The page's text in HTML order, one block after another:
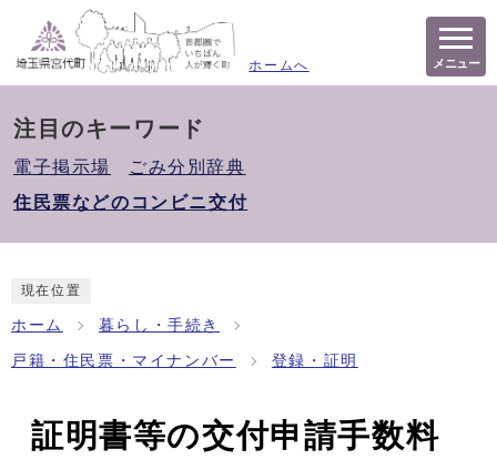
ホームへ メニュー
注目のキーワード
電子掲示場
ごみ分別辞典
住民票などのコンビニ交付
現在位置
ホーム 暮らし・手続き
戸籍・住民票・マイナンバー 登録・証明
証明書等の交付申請手数料